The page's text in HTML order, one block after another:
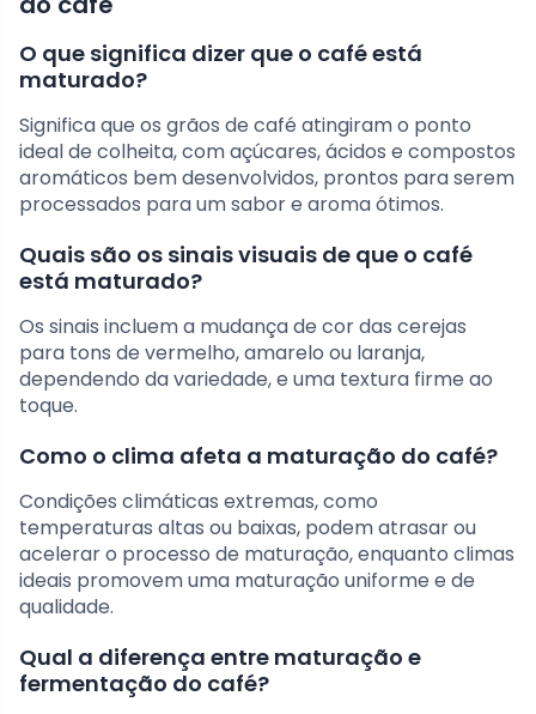
O que significa dizer que o café está
maturado?
Significa que os grãos de café atingiram o ponto
ideal de colheita, com açúcares, ácidos e compostos
aromáticos bem desenvolvidos, prontos para serem
processados para um sabor e aroma ótimos.
Quais são os sinais visuais de que o café
está maturado?
Os sinais incluem a mudança de cor das cerejas
para tons de vermelho, amarelo ou laranja,
dependendo da variedade, e uma textura firme ao
toque.
Como o clima afeta a maturação do café?
Condições climáticas extremas, como
temperaturas altas ou baixas, podem atrasar ou
acelerar o processo de maturação, enquanto climas
ideais promovem uma maturação uniforme e de
qualidade.
Qual a diferença entre maturação e
fermentação do café?